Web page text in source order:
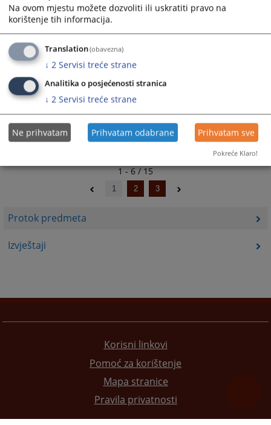
Protok predmeta
Izvještaji
to
get
keyboard
shortcuts
for
changing
to
get
keyboard
shortcuts
for
dates.
Protok predmeta Općinskog suda u Tuzli za period
01.01.2024.godine do 31.12.2024.godine
1 - 6 / 15
1 2 3
Korisni linkovi
Pomoć za korištenje
Mapa stranice
Pravila privatnosti
Na ovom mjestu možete dozvoliti ili uskratiti pravo na
korištenje tih informacija.
Translation(obavezna)
↓ 2 Servisi treće strane
Analitika o posjećenosti stranica
↓ 2 Servisi treće strane
Ne prihvatam Prihvatam odabrane Prihvatam sve
Pokreće Klaro!